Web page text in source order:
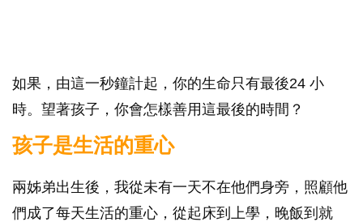
如果，由這一秒鐘計起，你的生命只有最後24 小
時。望著孩子，你會怎樣善用這最後的時間？
孩子是生活的重心
兩姊弟出生後，我從未有一天不在他們身旁，照顧他
們成了每天生活的重心，從起床到上學，晚飯到就